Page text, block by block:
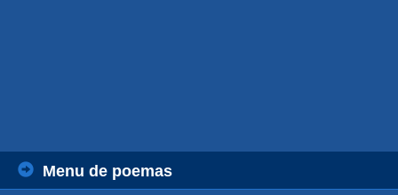
Menu de poemas